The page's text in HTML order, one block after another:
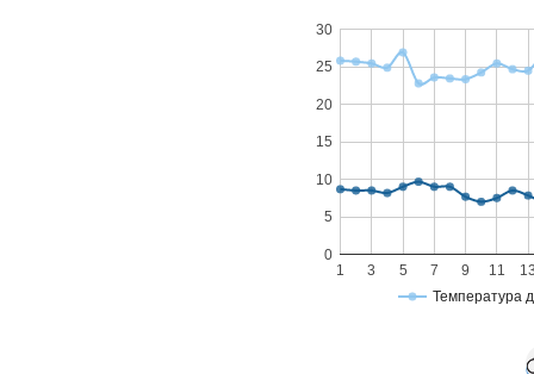
Температура
1 3 5 7 9 11
0
5
10
15
20
25
30